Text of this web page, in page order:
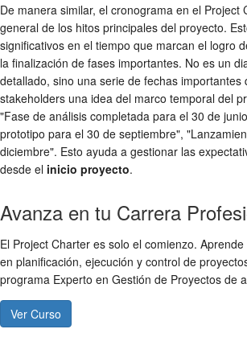
De manera similar, el cronograma en el Project
general de los hitos principales del proyecto.
significativos en el tiempo que marcan el logro
la finalización de fases importantes. No es un
detallado, sino una serie de fechas importantes
stakeholders una idea del marco temporal del
"Fase de análisis completada para el 30 de
prototipo para el 30 de septiembre",
diciembre". Esto ayuda a gestionar las
desde el inicio proyecto.
Avanza en tu Carrera
El Project Charter es solo el comienzo.
en planificación, ejecución y control de
programa Experto en Gestión de Proyectos de
Ver Curso